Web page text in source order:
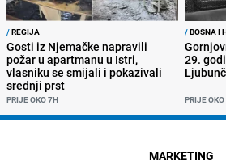
/REGIJA
Gosti iz Njemačke napravili
požar u apartmanu u Istri,
vlasniku se smijali i pokazivali
srednji prst
PRIJE OKO 7H
/BOSNA I
29.
PRIJE
MARKETING